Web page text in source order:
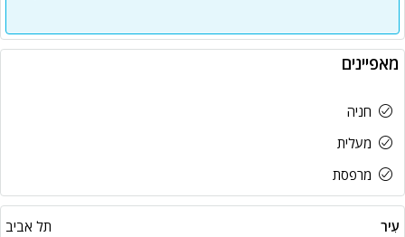
מאפיינים
חניה
מעלית
מרפסת
עִיר
תל אביב